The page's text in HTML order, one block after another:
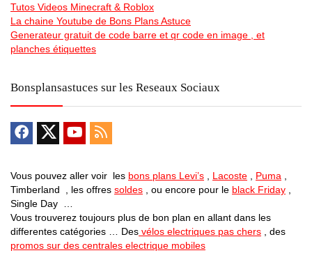
Tutos Videos Minecraft & Roblox
La chaine Youtube de Bons Plans Astuce
Generateur gratuit de code barre et qr code en image , et
planches étiquettes
Bonsplansastuces sur les Reseaux Sociaux
Vous pouvez aller voir les bons plans Levi’s , Lacoste , Puma ,
Timberland , les offres soldes , ou encore pour le black Friday ,
Single Day …
Vous trouverez toujours plus de bon plan en allant dans les
differentes catégories … Des vélos electriques pas chers , des
promos sur des centrales electrique mobiles